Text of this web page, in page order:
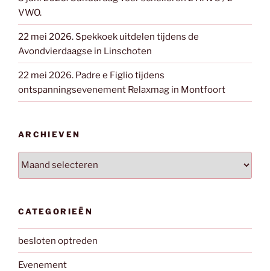
VWO.
22 mei 2026. Spekkoek uitdelen tijdens de
Avondvierdaagse in Linschoten
22 mei 2026. Padre e Figlio tijdens
ontspanningsevenement Relaxmag in Montfoort
ARCHIEVEN
Archieven
CATEGORIEËN
besloten optreden
Evenement